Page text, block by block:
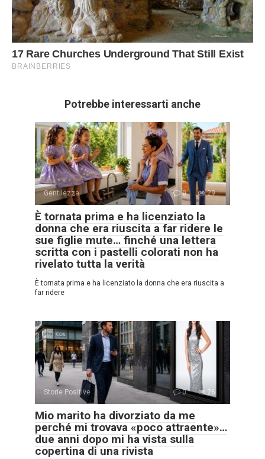
Potrebbe interessarti anche
Gentilezza 0 29
È tornata prima e ha licenziato la
donna che era riuscita a far ridere le
sue figlie mute… finché una lettera
scritta con i pastelli colorati non ha
rivelato tutta la verità
È tornata prima e ha licenziato la donna che era riuscita a
far ridere
Storie Positive 0 26
Mio marito ha divorziato da me
perché mi trovava «poco attraente»…
due anni dopo mi ha vista sulla
copertina di una rivista